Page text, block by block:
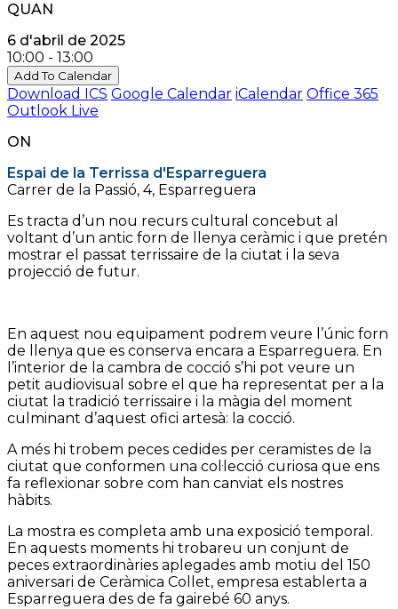
QUAN
6 d'abril de 2025
10:00 - 13:00
Add To Calendar
Download ICS Google Calendar iCalendar Office 365
Outlook Live
ON
Espai de la Terrissa d'Esparreguera
Carrer de la Passió, 4, Esparreguera
Es tracta d’un nou recurs cultural concebut al
voltant d’un antic forn de llenya ceràmic i que pretén
mostrar el passat terrissaire de la ciutat i la seva
projecció de futur.
En aquest nou equipament podrem veure l’únic forn
de llenya que es conserva encara a Esparreguera. En
l’interior de la cambra de cocció s’hi pot veure un
petit audiovisual sobre el que ha representat per a la
ciutat la tradició terrissaire i la màgia del moment
culminant d’aquest ofici artesà: la cocció.
A més hi trobem peces cedides per ceramistes de la
ciutat que conformen una col·lecció curiosa que ens
fa reflexionar sobre com han canviat els nostres
hàbits.
La mostra es completa amb una exposició temporal.
En aquests moments hi trobareu un conjunt de
peces extraordinàries aplegades amb motiu del 150
aniversari de Ceràmica Collet, empresa establerta a
Esparreguera des de fa gairebé 60 anys.